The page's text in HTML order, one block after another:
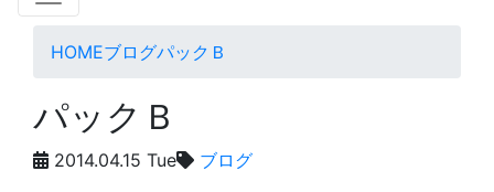
HOMEブログパックＢ
パックＢ
2014.04.15 Tue ブログ